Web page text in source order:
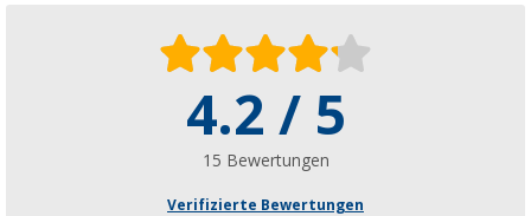
4.2 / 5
15 Bewertungen
Verifizierte Bewertungen